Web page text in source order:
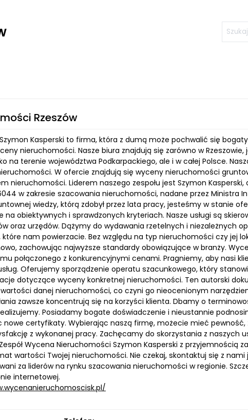
Rzeszów
Kasperski to firma, która z dumą może pochwalić się
nieruchomości. Nasze biura znajdują się zarówno w Rzeszowie,
na terenie województwa Podkarpackiego, ale i w całej Polsce.
W ofercie znajdują się wyceny nieruchomości
nieruchomości. Liderem naszego zespołu jest Szymon
w zakresie szacowania nieruchomości, nadane przez Ministra
wiedzy, którą zdobył przez lata pracy, jesteśmy w stanie
na obiektywnych i sprawdzonych kryteriach. Nasze usługi są
oraz urzędów. Dążymy do wydawania rzetelnych i niezależnych
nam powierzacie. Bez względu na typ nieruchomości czy jej
zachowując najwyższe standardy obowiązujące w branży.
połączonego z konkurencyjnymi cenami. Pragniemy, aby nasi
Oferujemy sporządzenie operatu szacunkowego, który
dotyczące wyceny konkretnej nieruchomości. Ten autorski
danej nieruchomości, co czyni go nieocenionym
zawsze koncentrują się na korzyści klienta. Dbamy o
Posiadamy bogate doświadczenie i nieustannie
nowe certyfikaty. Wybierając naszą firmę, możecie mieć pewność,
z wykonanej pracy. Zachęcamy do skorzystania z naszych
Wycena Nieruchomości Szymon Kasperski z przyjemnością
wartości Twojej nieruchomości. Nie czekaj, skontaktuj się z nami
za liderów na rynku szacowania nieruchomości w regionie.
internetowej.